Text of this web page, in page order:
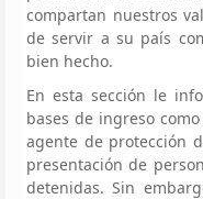
compartan nuestros
de servir a su país
bien hecho.
En esta sección le
bases de ingreso
agente de protección
presentación de
detenidas. Sin